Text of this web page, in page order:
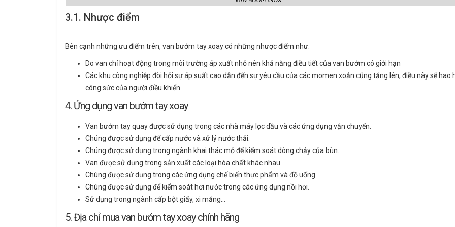
3.1. Nhược điểm
Bên cạnh những ưu điểm trên, van bướm tay xoay có những nhược điểm như:
Do van chỉ hoạt động trong môi trường áp xuất nhỏ nên khả năng điều tiết của van bướm có giới hạn
Các khu công nghiệp đòi hỏi sự áp suất cao dẫn đến sự yêu cầu của các momen xoắn cũng tăng lên, điều này sẽ hao
công sức của người điều khiển.
4. Ứng dụng van bướm tay xoay
Van bướm tay quay được sử dụng trong các nhà máy lọc dầu và các ứng dụng vận chuyển.
Chúng được sử dụng để cấp nước và xử lý nước thải.
Chúng được sử dụng trong ngành khai thác mỏ để kiểm soát dòng chảy của bùn.
Van được sử dụng trong sản xuất các loại hóa chất khác nhau.
Chúng được sử dụng trong các ứng dụng chế biến thực phẩm và đồ uống.
Chúng được sử dụng để kiểm soát hơi nước trong các ứng dụng nồi hơi.
Sử dụng trong ngành cấp bột giấy, xi măng…
5. Địa chỉ mua van bướm tay xoay chính hãng